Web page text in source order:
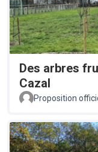
Des arbres
Cazal
Proposition